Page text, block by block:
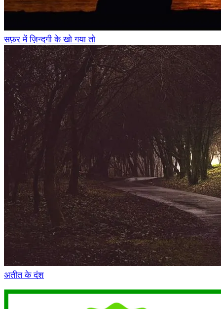
सफ़र में ज़िन्दगी के खो गया तो
अतीत के दंश